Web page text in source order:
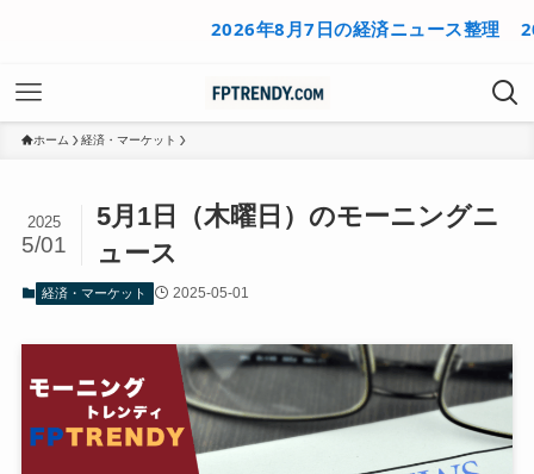
2026年8月7日の経済ニュース整理 2026年8
ホーム 経済・マーケット
5月1日（木曜日）のモーニングニ
ュース
2025
5/01
経済・マーケット 2025-05-01